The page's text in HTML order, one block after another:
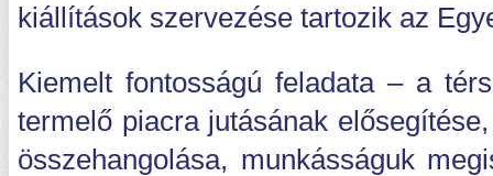
kiállítások szervezése tartozik az
Kiemelt fontosságú feladata – a
termelő piacra jutásának
összehangolása, munkásságuk